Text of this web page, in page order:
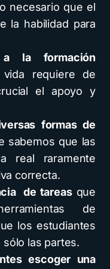
necesario que el
la habilidad para
la formación
requiere de
el apoyo y
formas de
sabemos que las
real raramente
correcta.
de tareasque
de
los estudiantes
las partes.
escoger una